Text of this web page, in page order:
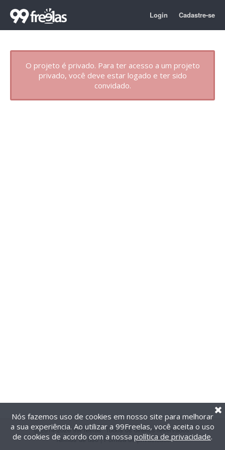
Login Cadastre-se
O projeto é privado. Para ter acesso a um projeto
privado, você deve estar logado e ter sido
convidado.
@2014-2026 99Freelas. Todos os direitos reservados.
Termos de uso| Política de privacidade
Nós fazemos uso de cookies em nosso site para melhorar
a sua experiência. Ao utilizar a 99Freelas, você aceita o uso
de cookies de acordo com a nossa política de privacidade.